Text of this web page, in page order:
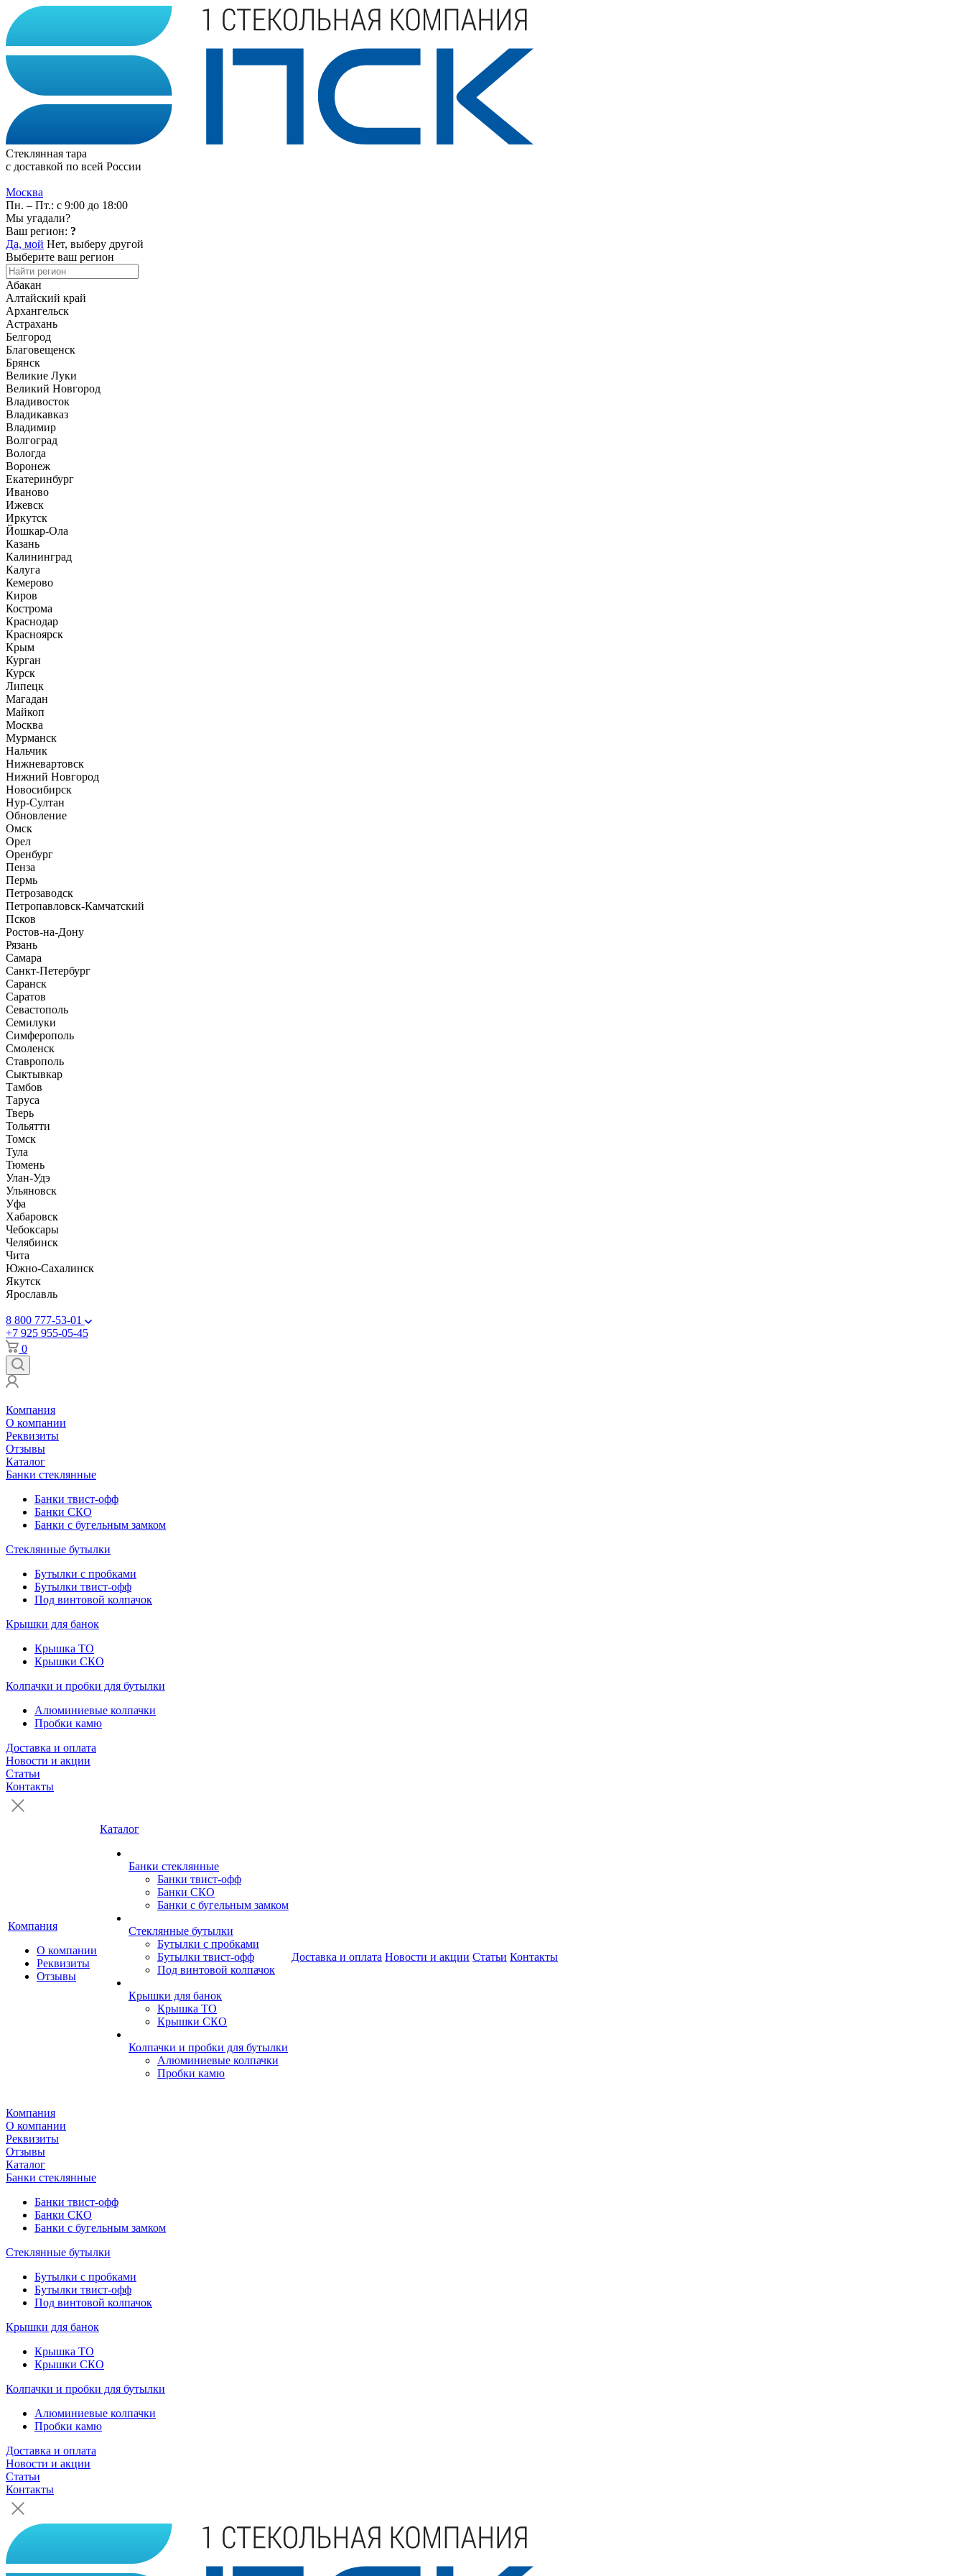
Стеклянная тара
с доставкой по всей России
Москва
Пн. – Пт.: с 9:00 до 18:00
Мы угадали?
Ваш регион: ?
Да, мой Нет, выберу другой
Выберите ваш регион
Абакан
Алтайский край
Архангельск
Астрахань
Белгород
Благовещенск
Брянск
Великие Луки
Великий Новгород
Владивосток
Владикавказ
Владимир
Волгоград
Вологда
Воронеж
Екатеринбург
Иваново
Ижевск
Иркутск
Йошкар-Ола
Казань
Калининград
Калуга
Кемерово
Киров
Кострома
Краснодар
Красноярск
Крым
Курган
Курск
Липецк
Магадан
Майкоп
Москва
Мурманск
Нальчик
Нижневартовск
Нижний Новгород
Новосибирск
Нур-Султан
Обновление
Омск
Орел
Оренбург
Пенза
Пермь
Петрозаводск
Петропавловск-Камчатский
Псков
Ростов-на-Дону
Рязань
Самара
Санкт-Петербург
Саранск
Саратов
Севастополь
Семилуки
Симферополь
Смоленск
Ставрополь
Сыктывкар
Тамбов
Таруса
Тверь
Тольятти
Томск
Тула
Тюмень
Улан-Удэ
Ульяновск
Уфа
Хабаровск
Чебоксары
Челябинск
Чита
Южно-Сахалинск
Якутск
Ярославль
8 800 777-53-01
+7 925 955-05-45
0
Компания
О компании
Реквизиты
Отзывы
Каталог
Банки стеклянные
Банки твист-офф
Банки СКО
Банки с бугельным замком
Стеклянные бутылки
Бутылки с пробками
Бутылки твист-офф
Под винтовой колпачок
Крышки для банок
Крышка ТО
Крышки СКО
Колпачки и пробки для бутылки
Алюминиевые колпачки
Пробки камю
Доставка и оплата
Новости и акции
Статьи
Контакты
Компания
О компании
Реквизиты
Отзывы
Каталог
Банки стеклянные
Банки твист-офф
Банки СКО
Банки с бугельным замком
Стеклянные бутылки
Бутылки с пробками
Бутылки твист-офф
Под винтовой колпачок
Крышки для банок
Крышка ТО
Крышки СКО
Колпачки и пробки для бутылки
Алюминиевые колпачки
Пробки камю
Доставка и оплата Новости и акции Статьи Контакты
Компания
О компании
Реквизиты
Отзывы
Каталог
Банки стеклянные
Банки твист-офф
Банки СКО
Банки с бугельным замком
Стеклянные бутылки
Бутылки с пробками
Бутылки твист-офф
Под винтовой колпачок
Крышки для банок
Крышка ТО
Крышки СКО
Колпачки и пробки для бутылки
Алюминиевые колпачки
Пробки камю
Доставка и оплата
Новости и акции
Статьи
Контакты